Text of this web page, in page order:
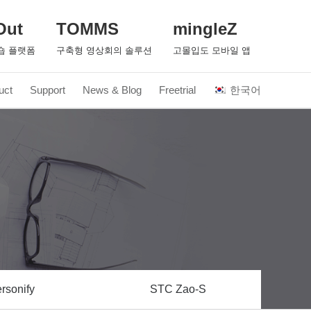
플랫폼
TOMMS
구축형 영상회의 솔루션
mingleZ
고몰입도 모바일 앱
Support News & Blog Freetrial 한국어
STC Zao-S